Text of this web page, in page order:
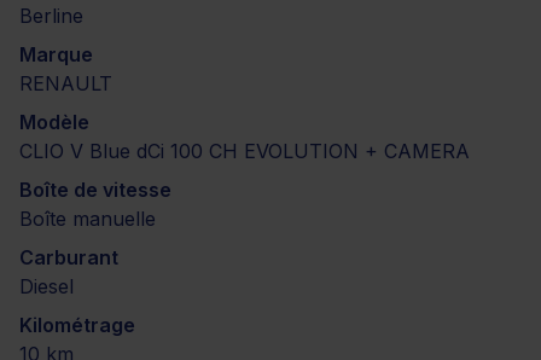
Berline
Marque
RENAULT
Modèle
CLIO V Blue dCi 100 CH EVOLUTION + CAMERA
Boîte de vitesse
Boîte manuelle
Carburant
Diesel
Kilométrage
10 km